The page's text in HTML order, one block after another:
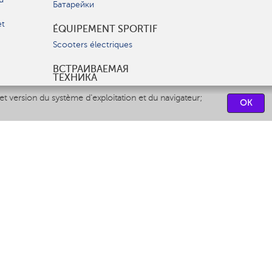
version du système d'exploitation et du navigateur;
OK
Батарейки
ÉQUIPEMENT SPORTIF
Scooters électriques
ВСТРАИВАЕМАЯ
ТЕХНИКА
Вытяжки
Духовые шкафы